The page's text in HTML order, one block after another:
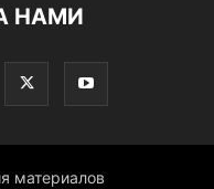
НАМИ
материалов